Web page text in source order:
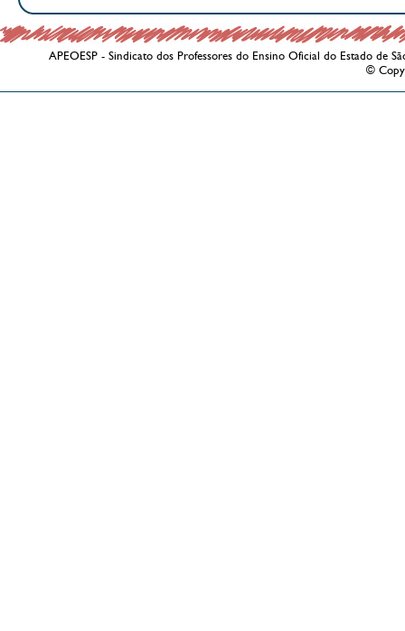
APEOESP - Sindicato dos Professores do Ensino Oficial do Estado de
©